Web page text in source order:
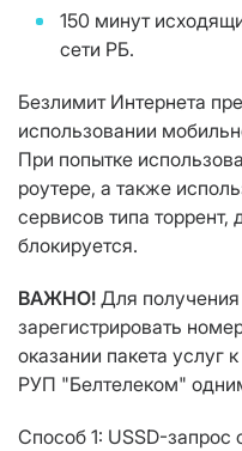
150 минут
сети РБ.
Безлимит Интернета
использовании
При попытке
роутере, а также
сервисов типа торрент,
блокируется.
ВАЖНО! Для
зарегистрировать
оказании пакета услуг
РУП "Белтелеком"
Способ 1: USSD-запрос